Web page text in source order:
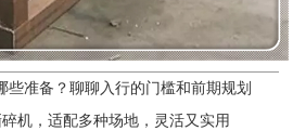
些准备？聊聊入行的门槛和前期规划
机，适配多种场地，灵活又实用